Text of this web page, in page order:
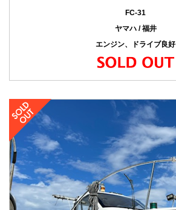
FC-31
ヤマハ / 福井
エンジン、ドライブ良好